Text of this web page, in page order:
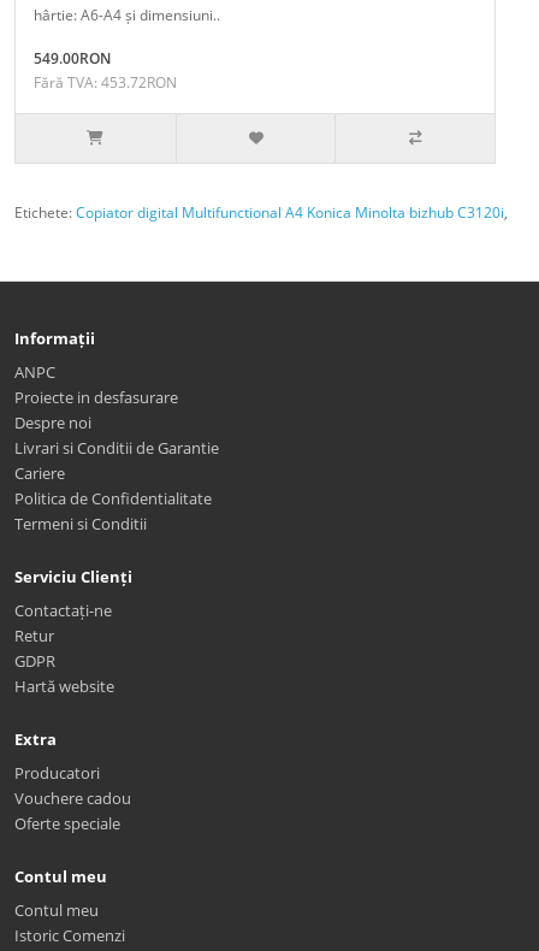
hârtie: A6-A4 și dimensiuni..
549.00RON
Fără TVA: 453.72RON
Etichete:Copiator digital Multifunctional A4 Konica Minolta bizhub C3120i,
Informații
ANPC
Proiecte in desfasurare
Despre noi
Livrari si Conditii de Garantie
Cariere
Politica de Confidentialitate
Termeni si Conditii
Serviciu Clienți
Contactați-ne
Retur
GDPR
Hartă website
Extra
Producatori
Vouchere cadou
Oferte speciale
Contul meu
Contul meu
Istoric Comenzi